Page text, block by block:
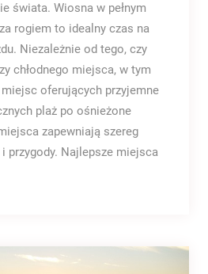
świata. Wiosna w pełnym
rogiem to idealny czas na
Niezależnie od tego, czy
chłodnego miejsca, w tym
oferujących przyjemne
plaż po ośnieżone
zapewniają szereg
przygody. Najlepsze miejsca